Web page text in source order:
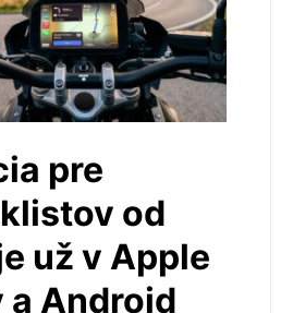
pre
od
už v Apple
a Android